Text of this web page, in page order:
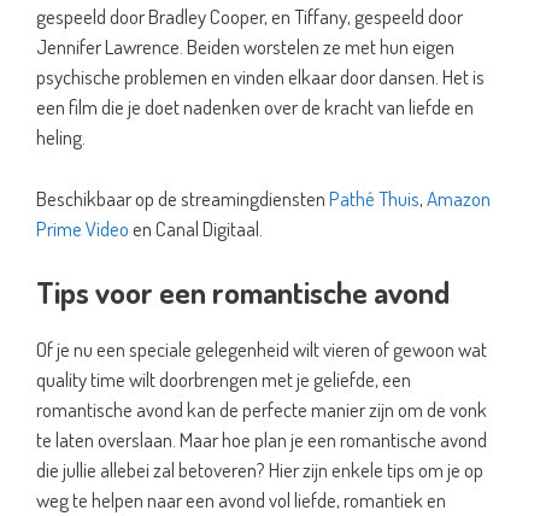
gespeeld door Bradley Cooper, en Tiffany, gespeeld door
Jennifer Lawrence. Beiden worstelen ze met hun eigen
psychische problemen en vinden elkaar door dansen. Het is
een film die je doet nadenken over de kracht van liefde en
heling.
Beschikbaar op de streamingdienstenPathé Thuis,Amazon
Prime Videoen Canal Digitaal.
Tips voor een romantische avond
Of je nu een speciale gelegenheid wilt vieren of gewoon wat
quality time wilt doorbrengen met je geliefde, een
romantische avond kan de perfecte manier zijn om de vonk
te laten overslaan. Maar hoe plan je een romantische avond
die jullie allebei zal betoveren? Hier zijn enkele tips om je op
weg te helpen naar een avond vol liefde, romantiek en